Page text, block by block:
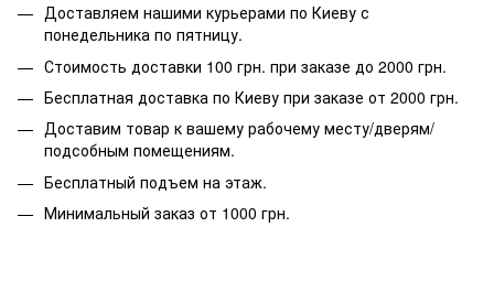
Доставляем нашими курьерами по Киеву с
понедельника по пятницу.
Стоимость доставки 100 грн. при заказе до 2000 грн.
Бесплатная доставка по Киеву при заказе от 2000 грн.
Доставим товар к вашему рабочему месту/дверям/
подсобным помещениям.
Бесплатный подъем на этаж.
Минимальный заказ от 1000 грн.